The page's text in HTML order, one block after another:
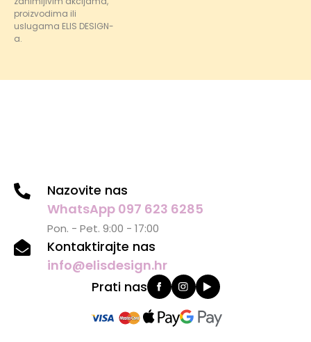
proizvodima ili
uslugama ELIS DESIGN-
a.
Nazovite nas
WhatsApp 097 623 6285
Pon. - Pet. 9:00 - 17:00
Kontaktirajte nas
info@elisdesign.hr
Prati nas